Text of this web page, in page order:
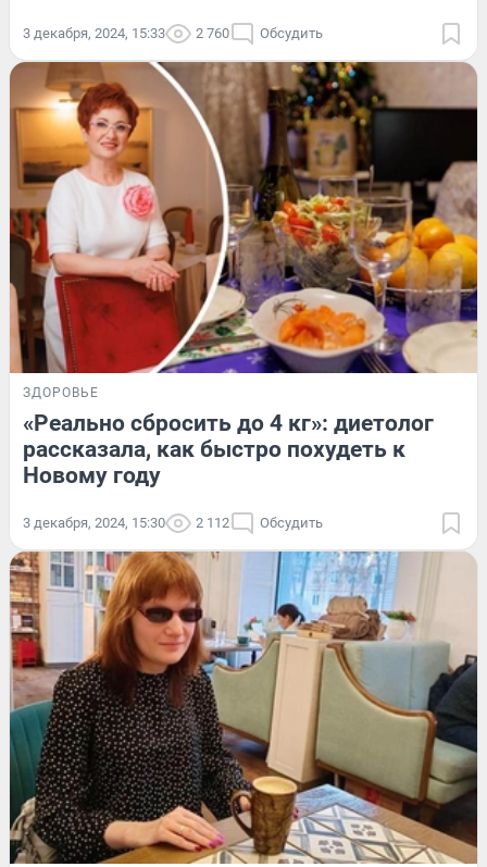
3 декабря, 2024, 15:33 2 760 Обсудить
ЗДОРОВЬЕ
«Реально сбросить до 4 кг»: диетолог
рассказала, как быстро похудеть к
Новому году
3 декабря, 2024, 15:30 2 112 Обсудить